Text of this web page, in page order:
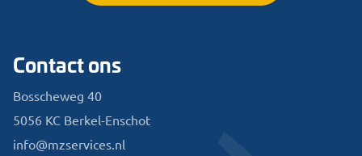
Contact ons
Bosscheweg 40
5056 KC Berkel-Enschot
info@mzservices.nl